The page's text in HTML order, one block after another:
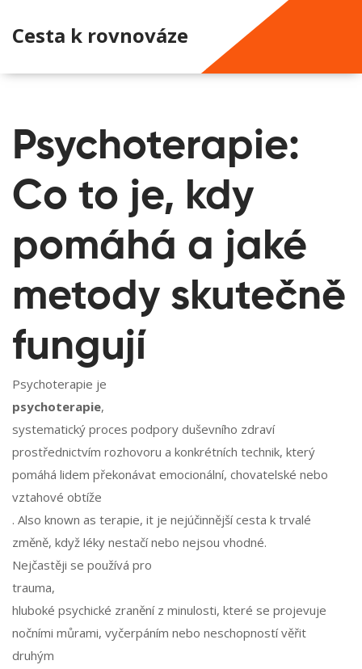
Cesta k rovnováze
Psychoterapie:
Co to je, kdy
pomáhá a jaké
metody skutečně
fungují
Psychoterapie je
psychoterapie,
systematický proces podpory duševního zdraví
prostřednictvím rozhovoru a konkrétních technik, který
pomáhá lidem překonávat emocionální, chovatelské nebo
vztahové obtíže
. Also known as terapie, it je nejúčinnější cesta k trvalé
změně, když léky nestačí nebo nejsou vhodné.
Nejčastěji se používá pro
trauma,
hluboké psychické zranění z minulosti, které se projevuje
nočními můrami, vyčerpáním nebo neschopností věřit
druhým